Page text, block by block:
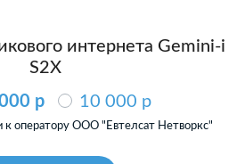
интернета Gemini-i
S2X
p
10 000 p
к оператору ООО "Евтелсат Нетворкс"